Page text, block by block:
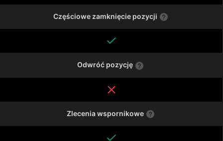
Częściowe zamknięcie pozycji
Odwróć pozycję
Zlecenia wspornikowe